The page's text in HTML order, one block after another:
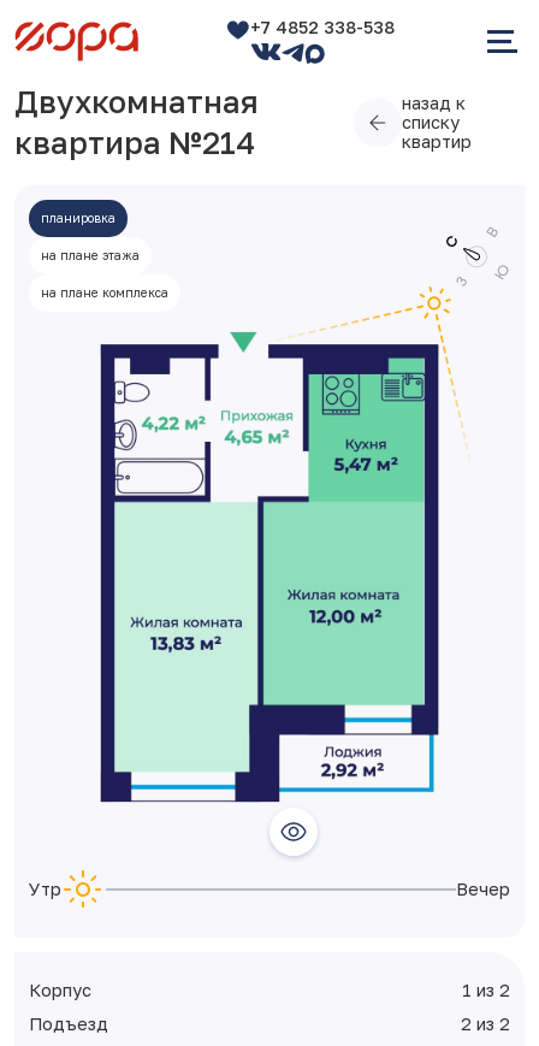
+7 4852 338-538
Двухкомнатная
квартира №214
назад к
списку
квартир
планировка
на плане этажа
на плане комплекса
Утро Вечер
Корпус
1 из 2
Подъезд
2 из 2